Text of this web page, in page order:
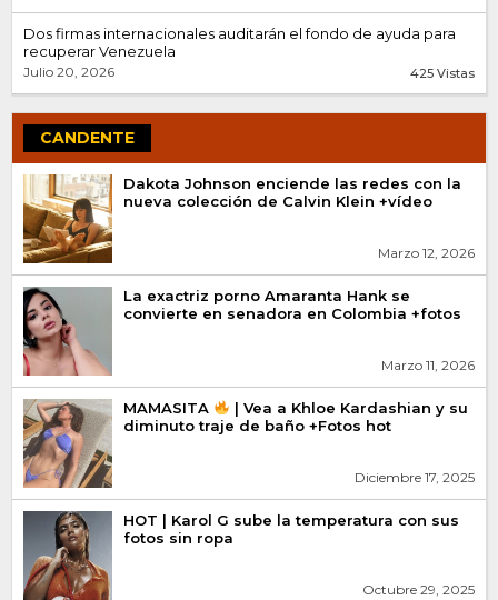
Dos firmas internacionales auditarán el fondo de ayuda para
recuperar Venezuela
Julio 20, 2026 425 Vistas
CANDENTE
Dakota Johnson enciende las redes con la
nueva colección de Calvin Klein +vídeo
Marzo 12, 2026
La exactriz porno Amaranta Hank se
convierte en senadora en Colombia +fotos
Marzo 11, 2026
MAMASITA
| Vea a Khloe Kardashian y su
diminuto traje de baño +Fotos hot
Diciembre 17, 2025
HOT | Karol G sube la temperatura con sus
fotos sin ropa
Octubre 29, 2025